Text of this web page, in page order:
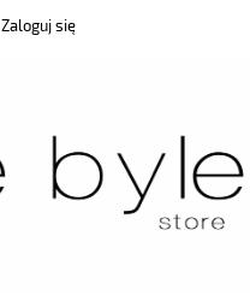
Zaloguj się